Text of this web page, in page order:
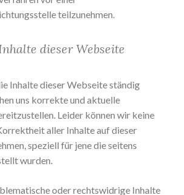
teilzunehmen.
dieser Webseite
Inhalte dieser Webseite ständig
uns korrekte und aktuelle
Leider können wir keine
aller Inhalte auf dieser
speziell für jene die seitens
wurden.
oder rechtswidrige Inhalte